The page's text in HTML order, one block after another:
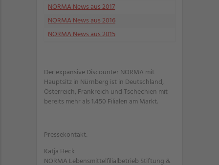
NORMA News aus 2017
NORMA News aus 2016
NORMA News aus 2015
Der expansive Discounter NORMA mit
Hauptsitz in Nürnberg ist in Deutschland,
Österreich, Frankreich und Tschechien mit
bereits mehr als 1.450 Filialen am Markt.
Pressekontakt:
Katja Heck
NORMA Lebensmittelfilialbetrieb Stiftung &